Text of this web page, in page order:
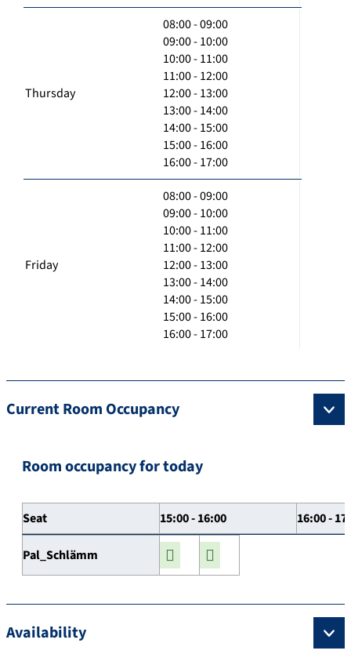
Thursday
08:00 - 09:00
09:00 - 10:00
10:00 - 11:00
11:00 - 12:00
12:00 - 13:00
13:00 - 14:00
14:00 - 15:00
15:00 - 16:00
16:00 - 17:00
Friday
08:00 - 09:00
09:00 - 10:00
10:00 - 11:00
11:00 - 12:00
12:00 - 13:00
13:00 - 14:00
14:00 - 15:00
15:00 - 16:00
16:00 - 17:00
Current Room Occupancy
Room occupancy for today
Seat 15:00 - 16:00 16:00 -
Pal_Schlämm
Availability